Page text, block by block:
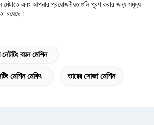
এবং আপনার প্রয়োজনীয়তাগুলি পূরণ করার জন্য সমৃদ্ধ
রয়েছে।
বয়ন মেশিন
মেশিন মেকিং তারের সোজা মেশিন